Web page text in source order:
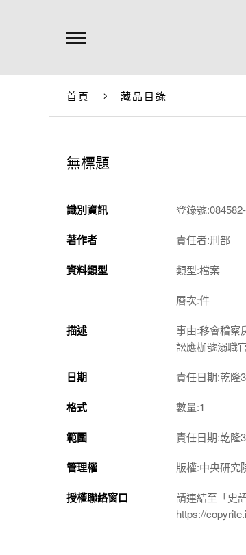
首頁 藏品目錄
無標題
識別資訊 登錄號
著作者 責任者:刑部
資料類型 類型:檔案
層次:件
描述
事由:移會稽察
訟應枷號溺職
日期 責任日期:乾隆
格式 數量:1
範圍 責任日期:乾隆
管理權 版權:中央研究
授權聯絡窗口
請連結至「史
https://